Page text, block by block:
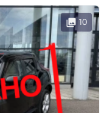
collections 10